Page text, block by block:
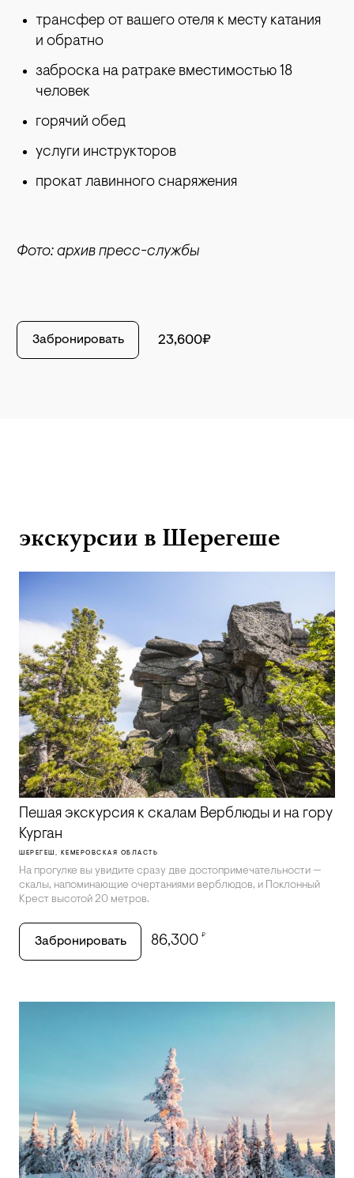
трансфер от вашего отеля к месту катания
и обратно
заброска на ратраке вместимостью 18
человек
горячий обед
услуги инструкторов
прокат лавинного снаряжения
Фото: архив пресс-службы
Забронировать 23,600₽
экскурсии в Шерегеше
Пешая экскурсия к скалам Верблюды и на гору
Курган
ШЕРЕГЕШ, КЕМЕРОВСКАЯ ОБЛАСТЬ
На прогулке вы увидите сразу две достопримечательности —
скалы, напоминающие очертаниями верблюдов, и Поклонный
Крест высотой 20 метров.
Забронировать 86,300 ₽